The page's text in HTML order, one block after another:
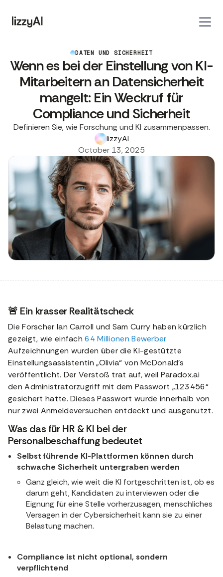
DATEN UND SICHERHEIT
Wenn es bei der Einstellung von KI-
Mitarbeitern an Datensicherheit
mangelt: Ein Weckruf für
Compliance und Sicherheit
Definieren Sie, wie Forschung und KI zusammenpassen.
lizzyAI
October 13, 2025
🚨 Ein krasser Realitätscheck
Die Forscher Ian Carroll und Sam Curry haben kürzlich
gezeigt, wie einfach64 Millionen Bewerber
Aufzeichnungen wurden über die KI-gestützte
Einstellungsassistentin „Olivia“ von McDonald's
veröffentlicht. Der Verstoß trat auf, weil Paradox.ai
den Administratorzugriff mit dem Passwort „123456“
gesichert hatte. Dieses Passwort wurde innerhalb von
nur zwei Anmeldeversuchen entdeckt und ausgenutzt.
Was das für HR & KI bei der
Personalbeschaffung bedeutet
Selbst führende KI-Plattformen können durch
schwache Sicherheit untergraben werden
Ganz gleich, wie weit die KI fortgeschritten ist, ob es
darum geht, Kandidaten zu interviewen oder die
Eignung für eine Stelle vorherzusagen, menschliches
Versagen in der Cybersicherheit kann sie zu einer
Belastung machen.
Compliance ist nicht optional, sondern
verpflichtend